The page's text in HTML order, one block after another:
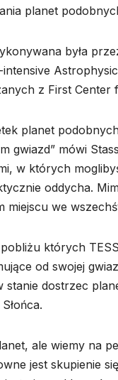
planet
była
z First
planet
gwiazd” mówi
w których
oddycha.
we
których
od swojej
dostrzec
ale wiemy na
jest skupienie